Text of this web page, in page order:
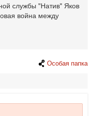
службы "Натив" Яков
война между
Особая папка